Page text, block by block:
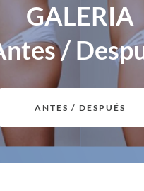
GALERIA
/
ANTES / DESPUÉS